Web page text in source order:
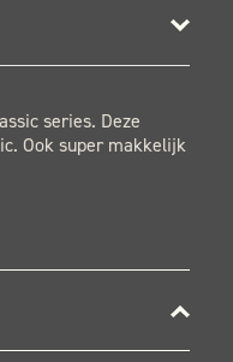
series. Deze
Ook super makkelijk